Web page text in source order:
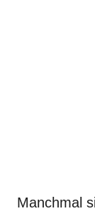
Manchmal